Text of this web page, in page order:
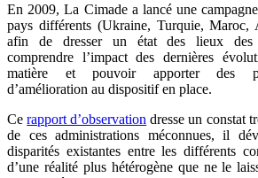
En 2009, La Cimade a lancé une
pays différents (Ukraine, Turquie, Maroc,
afin de dresser un état des lieux des
comprendre l’impact des dernières
matière et pouvoir apporter des
d’amélioration au dispositif en place.
Cerapport d’observation dresse un constat
de ces administrations méconnues, il
disparités existantes entre les différents
d’une réalité plus hétérogène que ne le